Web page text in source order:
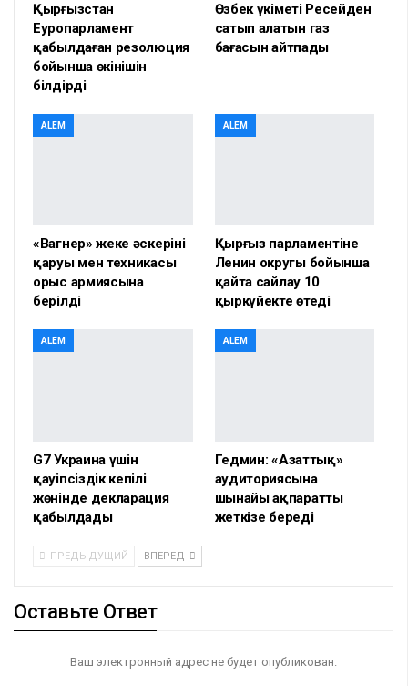
Қырғызстан
Еуропарламент
қабылдаған резолюция
бойынша өкінішін
білдірді
Өзбек үкіметі Ресейден
сатып алатын газ
бағасын айтпады
ALEM
«Вагнер» жеке әскерінің
қаруы мен техникасы
орыс армиясына
берілді
ALEM
Қырғыз парламентіне
Ленин округы бойынша
қайта сайлау 10
қыркүйекте өтеді
ALEM
G7 Украина үшін
қауіпсіздік кепілі
жөнінде декларация
қабылдады
ALEM
Гедмин: «Азаттық»
аудиториясына
шынайы ақпаратты
жеткізе береді
ПРЕДЫДУЩИЙ ВПЕРЕД
Оставьте Ответ
Ваш электронный адрес не будет опубликован.